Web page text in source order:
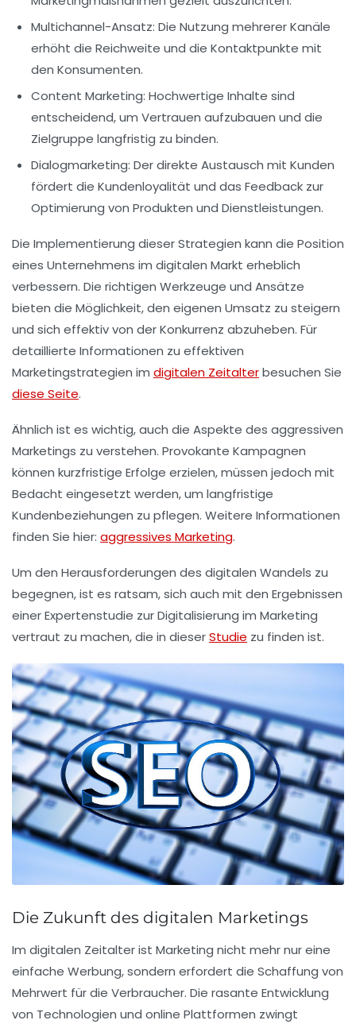
Multichannel-Ansatz: Die Nutzung mehrerer Kanäle
erhöht die Reichweite und die Kontaktpunkte mit
den Konsumenten.
Content Marketing: Hochwertige Inhalte sind
entscheidend, um Vertrauen aufzubauen und die
Zielgruppe langfristig zu binden.
Dialogmarketing: Der direkte Austausch mit Kunden
fördert die Kundenloyalität und das Feedback zur
Optimierung von Produkten und Dienstleistungen.
Die Implementierung dieser Strategien kann die Position
eines Unternehmens im digitalen Markt erheblich
verbessern. Die richtigen Werkzeuge und Ansätze
bieten die Möglichkeit, den eigenen Umsatz zu steigern
und sich effektiv von der Konkurrenz abzuheben. Für
detaillierte Informationen zu effektiven
Marketingstrategien im digitalen Zeitalterbesuchen Sie
diese Seite.
Ähnlich ist es wichtig, auch die Aspekte des aggressiven
Marketings zu verstehen. Provokante Kampagnen
können kurzfristige Erfolge erzielen, müssen jedoch mit
Bedacht eingesetzt werden, um langfristige
Kundenbeziehungen zu pflegen. Weitere Informationen
finden Sie hier: aggressives Marketing.
Um den Herausforderungen des digitalen Wandels zu
begegnen, ist es ratsam, sich auch mit den Ergebnissen
einer Expertenstudie zur Digitalisierung im Marketing
vertraut zu machen, die in dieserStudie zu finden ist.
Die Zukunft des digitalen Marketings
Im digitalen Zeitalter ist Marketing nicht mehr nur eine
einfache Werbung, sondern erfordert die Schaffung von
Mehrwert für die Verbraucher. Die rasante Entwicklung
von Technologien und online Plattformen zwingt